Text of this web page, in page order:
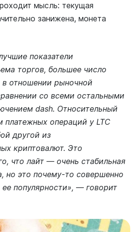
мысль: текущая
занижена, монета
показатели
торгов, большее число
в отношении рыночной
со всеми остальными
dash. Относительный
платежных операций у LTC
другой из
криптовалют. Это
что лайт ― очень стабильная
но это почему-то совершенно
ее популярности», ― говорит